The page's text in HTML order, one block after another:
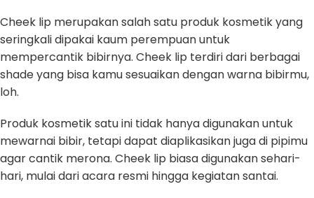
Cheek lip merupakan salah satu produk kosmetik yang
seringkali dipakai kaum perempuan untuk
mempercantik bibirnya. Cheek lip terdiri dari berbagai
shade yang bisa kamu sesuaikan dengan warna bibirmu,
loh.
Produk kosmetik satu ini tidak hanya digunakan untuk
mewarnai bibir, tetapi dapat diaplikasikan juga di pipimu
agar cantik merona. Cheek lip biasa digunakan sehari-
hari, mulai dari acara resmi hingga kegiatan santai.